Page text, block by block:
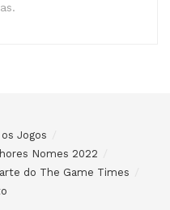
Jogos
Nomes 2022
do The Game Times